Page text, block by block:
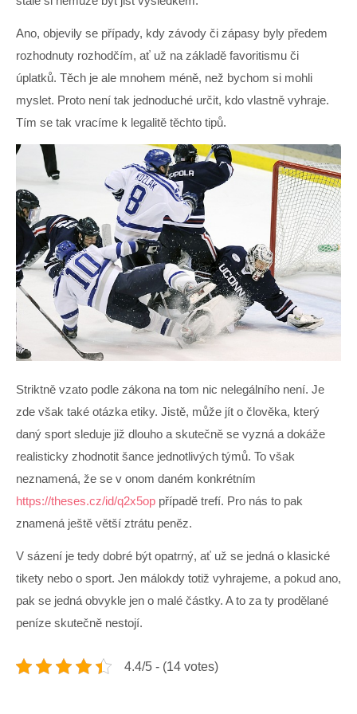
Ano, objevily se případy, kdy závody či zápasy byly předem
rozhodnuty rozhodčím, ať už na základě favoritismu či
úplatků. Těch je ale mnohem méně, než bychom si mohli
myslet. Proto není tak jednoduché určit, kdo vlastně vyhraje.
Tím se tak vracíme k legalitě těchto tipů.
Striktně vzato podle zákona na tom nic nelegálního není. Je
zde však také otázka etiky. Jistě, může jít o člověka, který
daný sport sleduje již dlouho a skutečně se vyzná a dokáže
realisticky zhodnotit šance jednotlivých týmů. To však
neznamená, že se v onom daném konkrétním
https://theses.cz/id/q2x5op případě trefí. Pro nás to pak
znamená ještě větší ztrátu peněz.
V sázení je tedy dobré být opatrný, ať už se jedná o klasické
tikety nebo o sport. Jen málokdy totiž vyhrajeme, a pokud ano,
pak se jedná obvykle jen o malé částky. A to za ty prodělané
peníze skutečně nestojí.
4.4/5 - (14 votes)